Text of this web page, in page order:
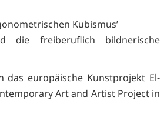
Kubismus’
die freiberuflich bildnerische
das europäische Kunstprojekt El-
Art and Artist Project in